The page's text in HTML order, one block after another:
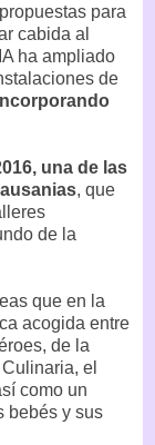
para
cabida al
ha ampliado
de
una de las
, que
de la
que en la
acogida entre
de la
el
como un
bebés y sus